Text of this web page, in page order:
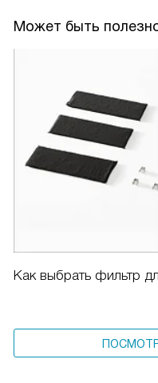
Может быть
Как выбрать фильтр